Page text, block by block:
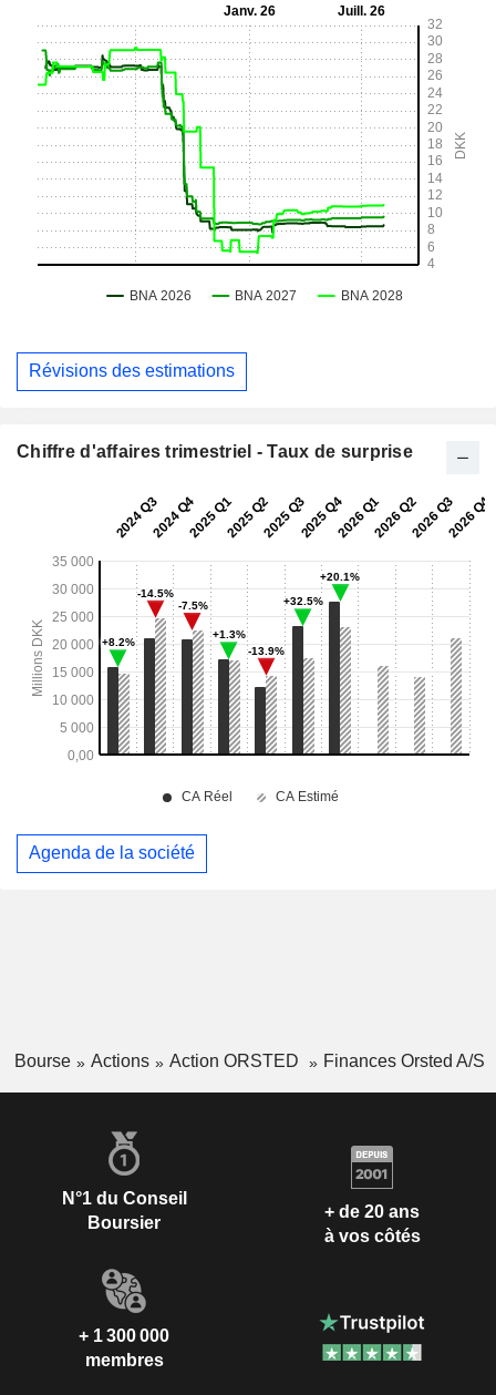
Révisions des estimations
Chiffre d'affaires trimestriel - Taux de surprise
Agenda de la société
Bourse Actions Action ORSTED Finances Orsted A/S
N°1 du Conseil
Boursier
+ de 20 ans
à vos côtés
+ 1 300 000
membres